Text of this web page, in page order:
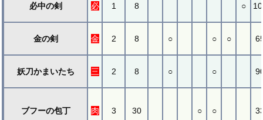
必中の剣 必 1 8 ○
金の剣 金 2 8 ○ ○ ○
妖刀かまいたち 三 2 8 ○ ○
ブフーの包丁 肉 3 30 ○ ○